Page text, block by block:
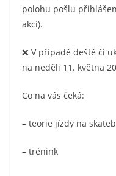
polohu pošlu
akcí).
❌ V případě deště či
na neděli 11. května
Co na vás čeká:
– teorie jízdy na
– trénink